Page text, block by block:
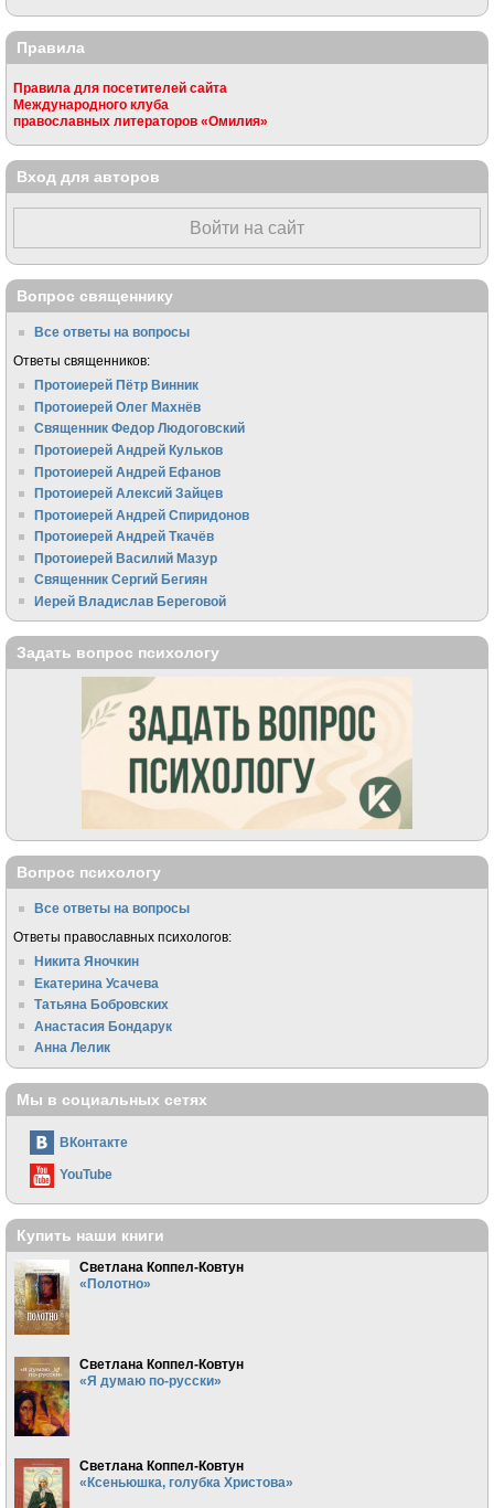
Правила
Правила для посетителей сайта
Международного клуба
православных литераторов «Омилия»
Вход для авторов
Войти на сайт
Вопрос священнику
Все ответы на вопросы
Ответы священников:
Протоиерей Пётр Винник
Протоиерей Олег Махнёв
Священник Федор Людоговский
Протоиерей Андрей Кульков
Протоиерей Андрей Ефанов
Протоиерей Алексий Зайцев
Протоиерей Андрей Спиридонов
Протоиерей Андрей Ткачёв
Протоиерей Василий Мазур
Священник Сергий Бегиян
Иерей Владислав Береговой
Задать вопрос психологу
Вопрос психологу
Все ответы на вопросы
Ответы православных психологов:
Никита Яночкин
Екатерина Усачева
Татьяна Бобровских
Анастасия Бондарук
Анна Лелик
Мы в социальных сетях
ВКонтакте
YouTube
Купить наши книги
Светлана Коппел-Ковтун
«Полотно»
Светлана Коппел-Ковтун
«Я думаю по-русски»
Светлана Коппел-Ковтун
«Ксеньюшка, голубка Христова»